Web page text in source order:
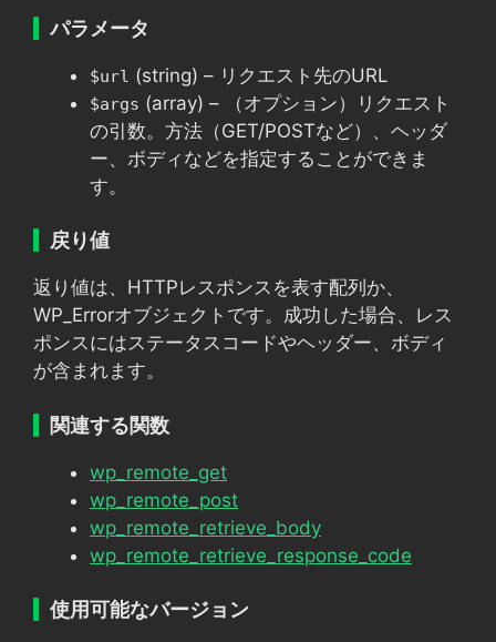
パラメータ
$url (string) – リクエスト先のURL
$args (array) – （オプション）リクエスト
の引数。方法（GET/POSTなど）、ヘッダ
ー、ボディなどを指定することができま
す。
戻り値
返り値は、HTTPレスポンスを表す配列か、
WP_Errorオブジェクトです。成功した場合、レス
ポンスにはステータスコードやヘッダー、ボディ
が含まれます。
関連する関数
wp_remote_get
wp_remote_post
wp_remote_retrieve_body
wp_remote_retrieve_response_code
使用可能なバージョン